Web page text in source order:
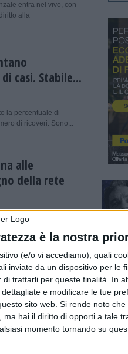
è la nostra
(e/o vi accediamo), quali
inviate da un dispositivo per le
trattarli per queste finalità. In
e modificare le tue
sito web. Si rende noto
hai il diritto di opporti a tale
momento tornando su
entra nel vivo, con
alla
casi. Stabile...
la percentuale di
di ricoveri. Sono...
alle
della rete
le proposte e le
gli incontri con le
37 mln.
è finita”
nei conti della